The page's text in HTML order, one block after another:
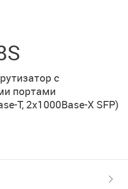
с
портами
T, 2x1000Base-X SFP)